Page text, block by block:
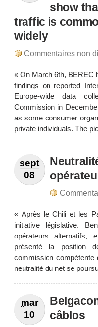
show
traffic is
widely
Commentaires non
« On March 6th, BEREC
findings on reported
Europe-wide data
Commission in
as some consumer
private individuals. The
sept
08
« Après le Chili et les
initiative législative.
opérateurs alternatifs,
présenté la position
commission compétente
neutralité du net se
mar
10
câblos